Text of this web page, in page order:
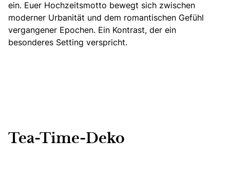
ein. Euer Hochzeitsmotto bewegt sich zwischen
moderner Urbanität und dem romantischen Gefühl
vergangener Epochen. Ein Kontrast, der ein
besonderes Setting verspricht.
Tea-Time-Deko